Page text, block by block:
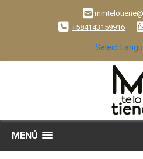
+584143159916
Select
MENÚ